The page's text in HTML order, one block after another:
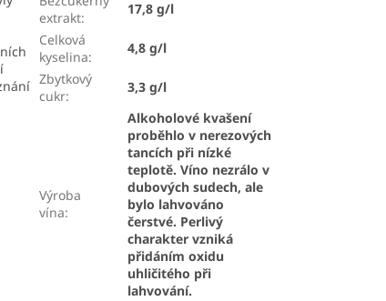
extrakt:
17,8 g/l
Celková
kyselina:
4,8 g/l
Zbytkový
cukr:
3,3 g/l
Výroba
vína:
Alkoholové kvašení
proběhlo v nerezových
tancích při nízké
teplotě. Víno nezrálo v
dubových sudech, ale
bylo lahvováno
čerstvé. Perlivý
charakter vzniká
přidáním oxidu
uhličitého při
lahvování.